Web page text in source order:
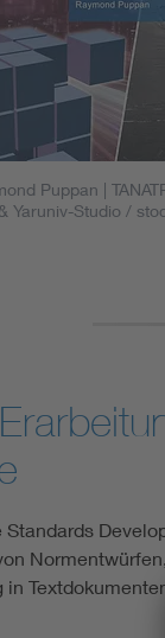
Puppan |
Yaruniv-Studio /
Standards
in